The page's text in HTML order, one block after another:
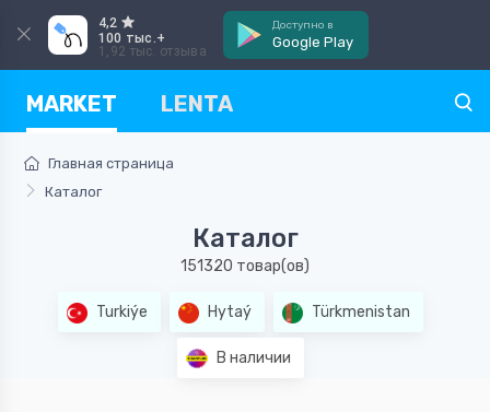
4,2
100 тыс.+
1,92 тыс. отзыва
Доступно в
Google Play
MARKET LENTA
Главная страница
Каталог
Каталог
151320 товар(ов)
Turkiýe Hytaý Türkmenistan
В наличии